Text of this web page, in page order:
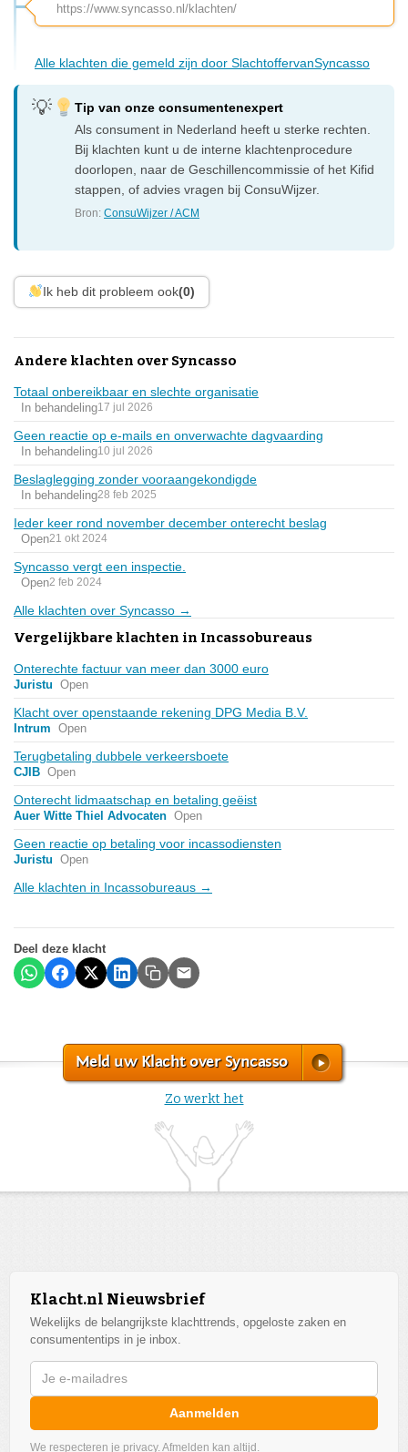
https://www.syncasso.nl/klachten/
Alle klachten die gemeld zijn door SlachtoffervanSyncasso
Tip van onze consumentenexpert
Als consument in Nederland heeft u sterke rechten.
Bij klachten kunt u de interne klachtenprocedure
doorlopen, naar de Geschillencommissie of het Kifid
stappen, of advies vragen bij ConsuWijzer.
Bron:ConsuWijzer / ACM
Ik heb dit probleem ook(0)
Andere klachten over Syncasso
Totaal onbereikbaar en slechte organisatie
In behandeling17 jul 2026
Geen reactie op e-mails en onverwachte dagvaarding
In behandeling10 jul 2026
Beslaglegging zonder vooraangekondigde
In behandeling28 feb 2025
Ieder keer rond november december onterecht beslag
Open21 okt 2024
Syncasso vergt een inspectie.
Open2 feb 2024
Alle klachten over Syncasso →
Vergelijkbare klachten in Incassobureaus
Onterechte factuur van meer dan 3000 euro
Juristu Open
Klacht over openstaande rekening DPG Media B.V.
Intrum Open
Terugbetaling dubbele verkeersboete
CJIB Open
Onterecht lidmaatschap en betaling geëist
Auer Witte Thiel Advocaten Open
Geen reactie op betaling voor incassodiensten
Juristu Open
Alle klachten in Incassobureaus →
Deel deze klacht
Meld uw Klacht over Syncasso
Zo werkt het
Klacht.nl Nieuwsbrief
Wekelijks de belangrijkste klachttrends, opgeloste zaken en
consumententips in je inbox.
Aanmelden
We respecteren je privacy. Afmelden kan altijd.